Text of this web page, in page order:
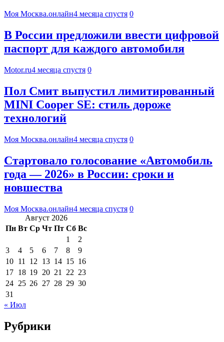
Моя Москва.онлайн4 месяца спустя 0
В России предложили ввести цифровой
паспорт для каждого автомобиля
Motor.ru4 месяца спустя 0
Пол Смит выпустил лимитированный
MINI Cooper SE: стиль дороже
технологий
Моя Москва.онлайн4 месяца спустя 0
Стартовало голосование «Автомобиль
года — 2026» в России: сроки и
новшества
Моя Москва.онлайн4 месяца спустя 0
Август 2026
Пн Вт Ср Чт Пт Сб Вс
1
2
3
4 5 6 7 8
9
10 11 12 13 14 15 16
17 18 19 20 21 22 23
24 25 26 27 28 29 30
31
« Июл
Рубрики